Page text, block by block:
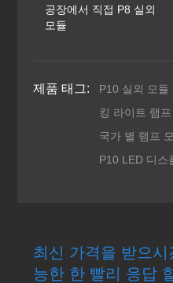
공장에서 직접 P8 실외
모듈
제품 태그: P10 실외 모듈
킹 라이트 램
국가 별 램프
P10 LED 디스
최신 가격을 받으
능한 한 빨리 응답